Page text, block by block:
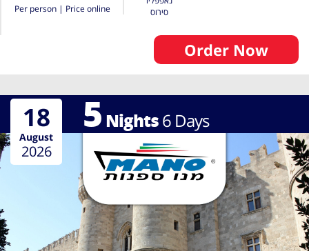
סירוס
Per person| Price online
Order Now
5 Nights6 Days
18
August
2026